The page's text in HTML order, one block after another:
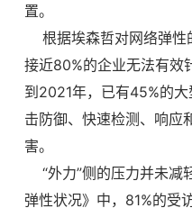
置。
根据埃森哲对网络弹性
接近80%的企业无法有效
到2021年，已有45%的
击防御、快速检测、响应
害。
“外力”侧的压力并未减
弹性状况》中，81%的受